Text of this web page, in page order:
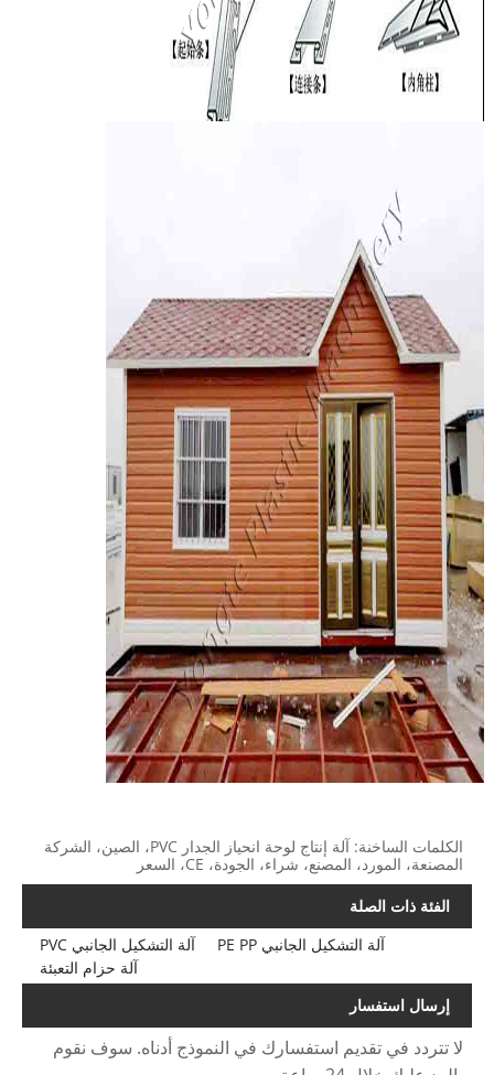
الكلمات الساخنة: آلة إنتاج لوحة انحياز الجدار PVC، الصين، الشركة
المصنعة، المورد، المصنع، شراء، الجودة، CE، السعر
الفئة ذات الصلة
آلة التشكيل الجانبي PVC
آلة التشكيل الجانبي PE PP
آلة حزام التعبئة
إرسال استفسار
لا تتردد في تقديم استفسارك في النموذج أدناه. سوف نقوم